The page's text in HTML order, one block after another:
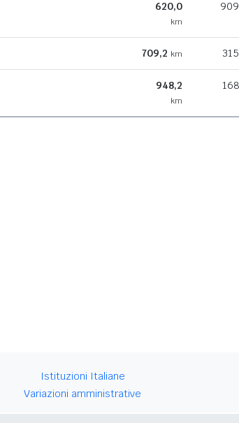
620,0
km
709,2 km
948,2
km
Istituzioni Italiane
Variazioni amministrative